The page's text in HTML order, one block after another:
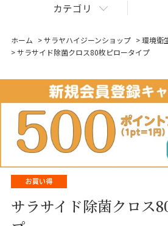
カテゴリ
ホーム >サラヤハイジーンショップ >環境衛
>サラサイド除菌クロス80枚ピロータイプ
サラサイド除菌クロス